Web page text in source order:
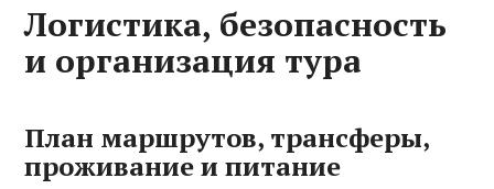
Логистика, безопасность
и организация тура
План маршрутов, трансферы,
проживание и питание